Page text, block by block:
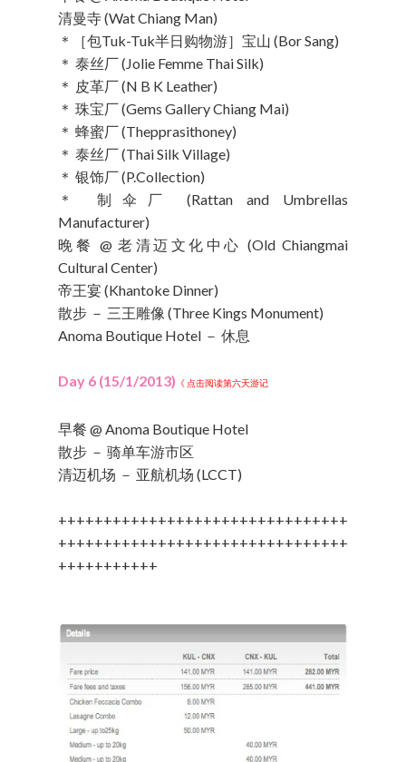
清曼寺 (Wat Chiang Man)
＊［包Tuk-Tuk半日购物游］宝山 (Bor Sang)
＊ 泰丝厂 (Jolie Femme Thai Silk)
＊ 皮革厂 (N B K Leather)
＊ 珠宝厂 (Gems Gallery Chiang Mai)
＊ 蜂蜜厂 (Thepprasithoney)
＊ 泰丝厂 (Thai Silk Village)
＊ 银饰厂 (P.Collection)
＊ 制伞厂 (Rattan and Umbrellas
Manufacturer)
晚餐 @ 老清迈文化中心 (Old Chiangmai
Cultural Center)
帝王宴 (Khantoke Dinner)
散步 － 三王雕像 (Three Kings Monument)
Anoma Boutique Hotel － 休息
Day 6 (15/1/2013) 《 点击阅读第六天游记
早餐 @ Anoma Boutique Hotel
散步 － 骑单车游市区
清迈机场 － 亚航机场 (LCCT)
++++++++++++++++++++++++++++++++
++++++++++++++++++++++++++++++++
+++++++++++